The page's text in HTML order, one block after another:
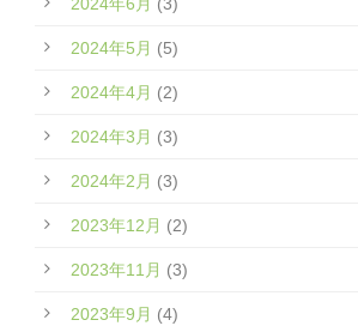
2024年5月 (5)
2024年4月 (2)
2024年3月 (3)
2024年2月 (3)
2023年12月 (2)
2023年11月 (3)
2023年9月 (4)